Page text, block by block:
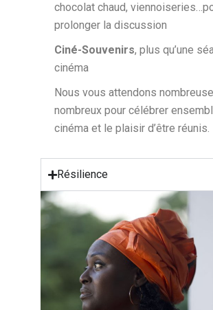
chocolat chaud,
prolonger la discussion
Ciné-Souvenirs, plus qu’une
cinéma
Nous vous attendons
nombreux pour célébrer
cinéma et le plaisir d’être réunis.
Résilience